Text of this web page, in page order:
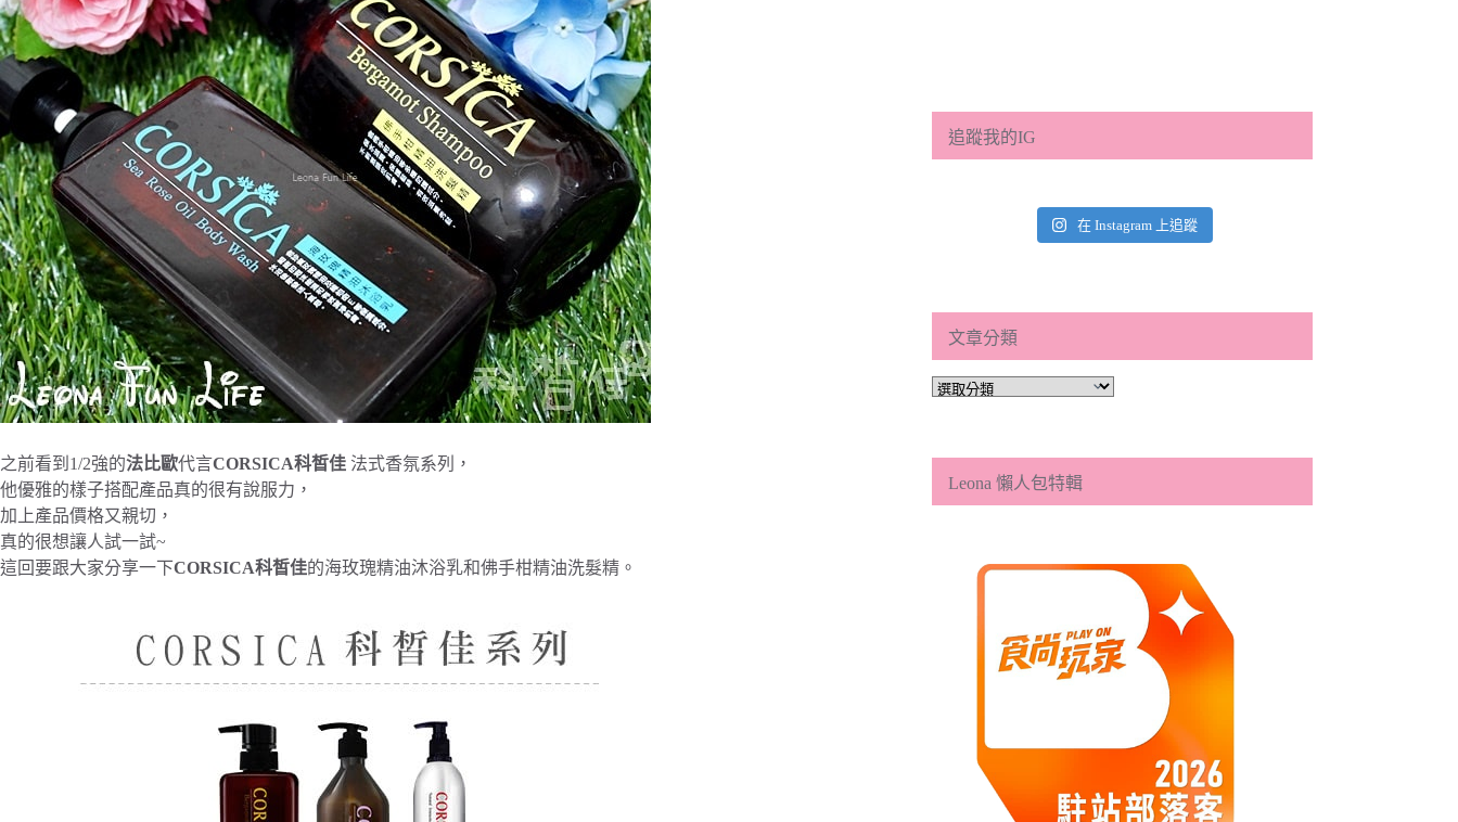
之前看到1/2強的法比歐代言CORSICA科皙佳 法式香氛系列，
他優雅的樣子搭配產品真的很有說服力，
加上產品價格又親切，
真的很想讓人試一試~
這回要跟大家分享一下CORSICA科皙佳的海玫瑰精油沐浴乳和佛手柑精油洗髮精。
追蹤我的IG
在 Instagram 上追蹤
文章分類
文
類
Leona 懶人包特輯